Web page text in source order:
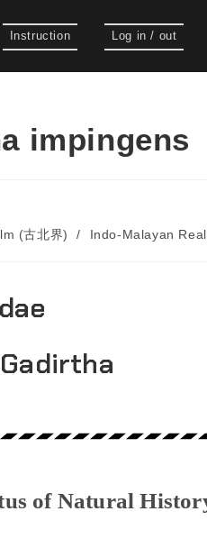
Instruction Log in / out
impingens
(古北界) / Indo-Malayan
of Natural